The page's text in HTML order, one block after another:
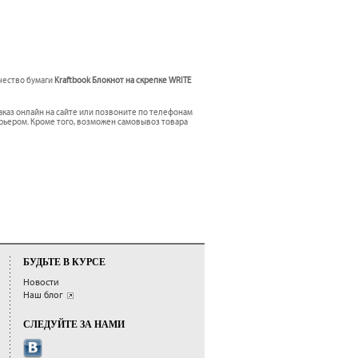
бумаги Kraftbook Блокнот на скрепке WRITE
онлайн на сайте или позвоните по телефонам
Кроме того, возможен самовывоз товара
БУДЬТЕ В КУРСЕ
Новости
Наш блог
СЛЕДУЙТЕ ЗА НАМИ